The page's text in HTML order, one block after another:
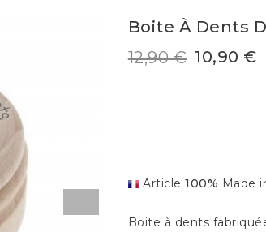
Boite À Dents
12,90 € 10,90 €
Article100% Made
Boite à dents